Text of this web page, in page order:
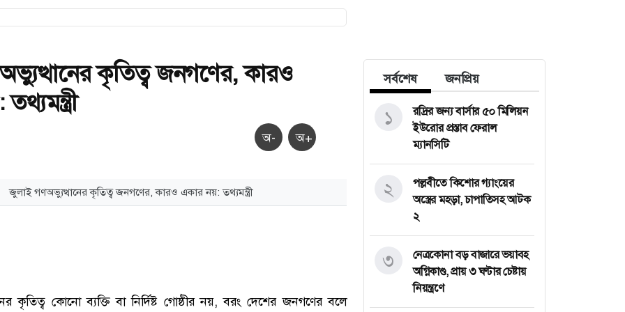
কৃতিত্ব জনগণের, কারও
অ- অ+
সর্বশেষ জনপ্রিয়
রদ্রির জন্য বার্সার ৫০ মিলিয়ন
ইউরোর প্রস্তাব ফেরাল
ম্যানসিটি
১
পল্লবীতে কিশোর গ্যাংয়ের
অস্ত্রের মহড়া, চাপাতিসহ আটক
২
২
নেত্রকোনা বড় বাজারে ভয়াবহ
অগ্নিকাণ্ড, প্রায় ৩ ঘণ্টার চেষ্টায়
নিয়ন্ত্রণে
৩